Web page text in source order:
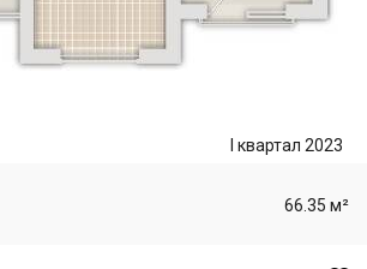
I квартал 2023
66.35 м²